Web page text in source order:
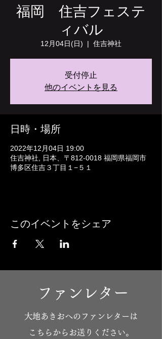
福岡 住吉フェステ
ィバル
12月04日(日)
  |
住吉神社
受付停止
他のイベントを見る
日時・場所
2022年12月04日 19:00
住吉神社, 日本、〒812-0018 福岡県福岡市
博多区住吉３丁目１−５１
このイベントをシェア
ファンレター
​大地あきおへのファンレターは
こちらからお送りください。